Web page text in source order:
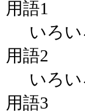
用語1
いろ
用語2
いろ
用語3